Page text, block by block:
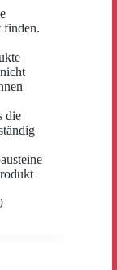
finden.
die